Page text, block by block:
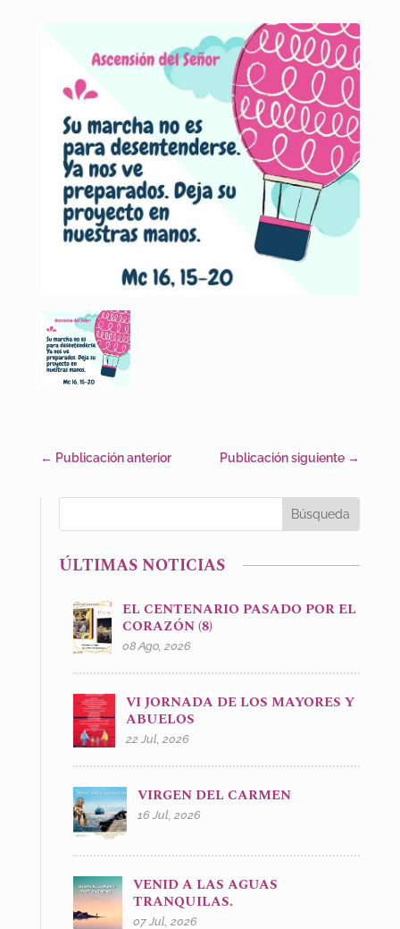
← Publicación anterior Publicación siguiente →
ÚLTIMAS NOTICIAS
EL CENTENARIO PASADO POR EL
CORAZÓN (8)
08 Ago, 2026
VI JORNADA DE LOS MAYORES Y
ABUELOS
22 Jul, 2026
VIRGEN DEL CARMEN
16 Jul, 2026
VENID A LAS AGUAS
TRANQUILAS.
07 Jul, 2026